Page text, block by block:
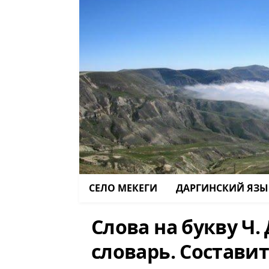
СЕЛО МЕКЕГИ ДАРГИНСКИЙ
Слова на букву Ч.
словарь.